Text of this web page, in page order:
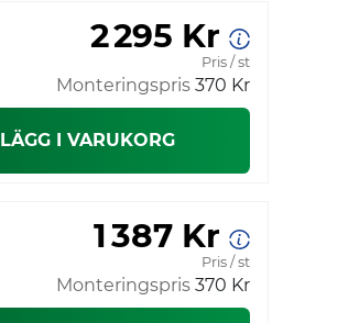
2 295 Kr
Pris / st
Monteringspris 370 Kr
LÄGG I VARUKORG
1 387 Kr
Pris / st
Monteringspris 370 Kr